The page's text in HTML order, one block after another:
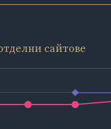
сайтове